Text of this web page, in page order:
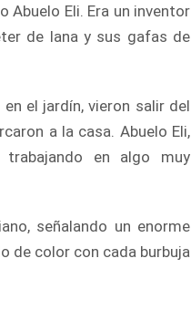
Abuelo Eli. Era un inventor
de lana y sus gafas de
el jardín, vieron salir del
a la casa. Abuelo Eli,
en algo muy
señalando un enorme
de color con cada burbuja